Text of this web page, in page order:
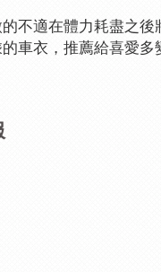
不適在體力耗盡之
車衣，推薦給喜愛多